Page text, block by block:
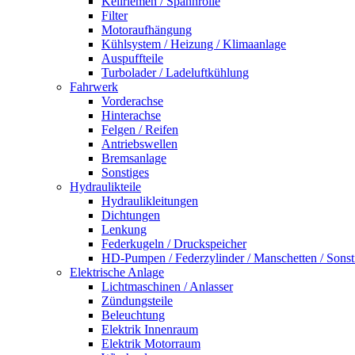
Filter
Motoraufhängung
Kühlsystem / Heizung / Klimaanlage
Auspuffteile
Turbolader / Ladeluftkühlung
Fahrwerk
Vorderachse
Hinterachse
Felgen / Reifen
Antriebswellen
Bremsanlage
Sonstiges
Hydraulikteile
Hydraulikleitungen
Dichtungen
Lenkung
Federkugeln / Druckspeicher
HD-Pumpen / Federzylinder / Manschetten /
Elektrische Anlage
Lichtmaschinen / Anlasser
Zündungsteile
Beleuchtung
Elektrik Innenraum
Elektrik Motorraum